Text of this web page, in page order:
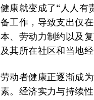
健康就变成了“人人有
备工作，导致支出仅
本、劳动力制约以及
及其所在社区和当地经
劳动者健康正逐渐成
素。经济实力与持续